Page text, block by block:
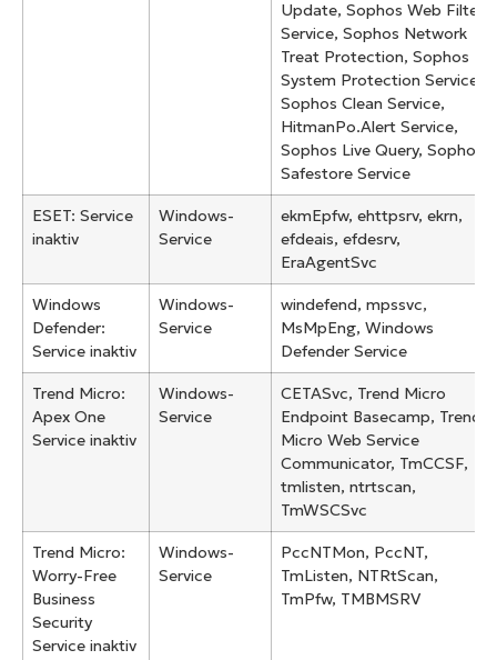
Update, Sophos Web Filter
Service, Sophos Network
Treat Protection, Sophos
System Protection Service,
Sophos Clean Service,
HitmanPo.Alert Service,
Sophos Live Query, Sophos
Safestore Service
ESET: Service
inaktiv
Windows-
Service
ekmEpfw, ehttpsrv, ekrn,
efdeais, efdesrv,
EraAgentSvc
Windows
Defender:
Service inaktiv
Windows-
Service
windefend, mpssvc,
MsMpEng, Windows
Defender Service
Trend Micro:
Apex One
Service inaktiv
Windows-
Service
CETASvc, Trend Micro
Endpoint Basecamp, Trend
Micro Web Service
Communicator, TmCCSF,
tmlisten, ntrtscan,
TmWSCSvc
Trend Micro:
Worry-Free
Business
Security
Service inaktiv
Windows-
Service
PccNTMon, PccNT,
TmListen, NTRtScan,
TmPfw, TMBMSRV